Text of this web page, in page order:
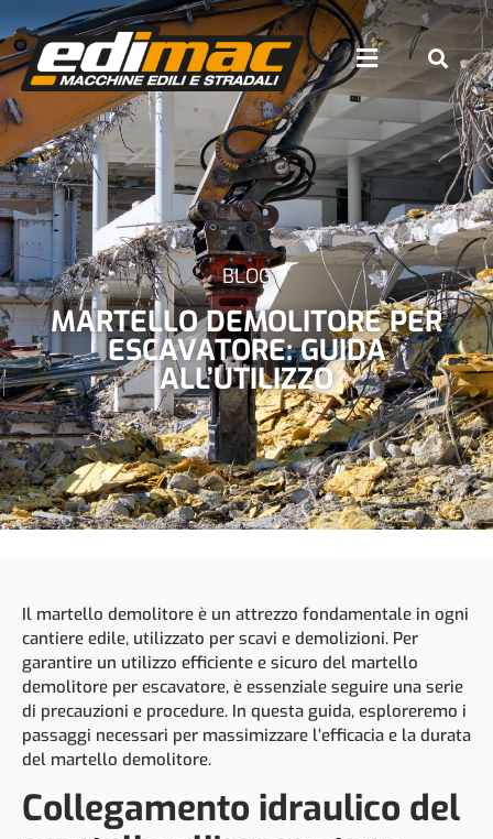
BLOG
MARTELLO DEMOLITORE PER
ESCAVATORE: GUIDA
ALL’UTILIZZO
Il martello demolitore è un attrezzo fondamentale in ogni
cantiere edile, utilizzato per scavi e demolizioni. Per
garantire un utilizzo efficiente e sicuro del martello
demolitore per escavatore, è essenziale seguire una serie
di precauzioni e procedure. In questa guida, esploreremo i
passaggi necessari per massimizzare l’efficacia e la durata
del martello demolitore.
Collegamento idraulico del